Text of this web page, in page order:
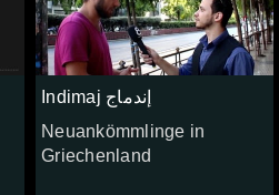
Indimaj إندماج
Neuankömmlinge in
Griechenland